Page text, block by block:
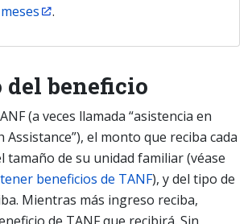
.
del beneficio
(a veces llamada “asistencia en
Assistance”), el monto que reciba cada
tamaño de su unidad familiar (véase
beneficios de TANF), y del tipo de
Mientras más ingreso reciba,